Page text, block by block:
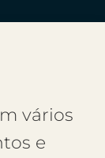
vários
e